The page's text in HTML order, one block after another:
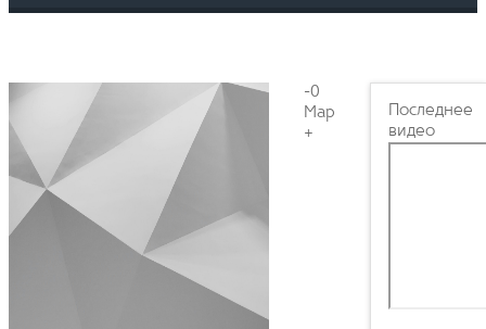
-0
Мар
+
Последнее
видео